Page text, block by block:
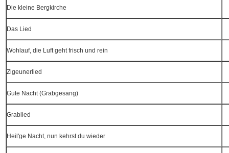
Die kleine Bergkirche
Das Lied
Wohlauf, die Luft geht frisch und rein
Zigeunerlied
Gute Nacht (Grabgesang)
Grablied
Heil'ge Nacht, nun kehrst du wieder